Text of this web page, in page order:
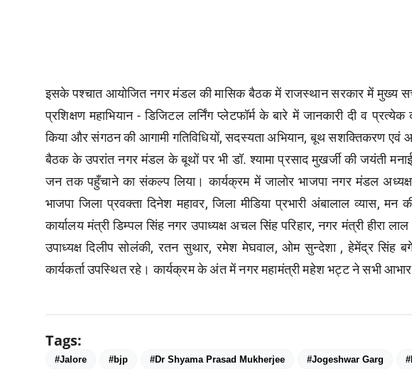
इसके पश्चात आयोजित नगर मंडल की मासिक बैठक में राजस्थान सरकार में मुख्य
प्रशिक्षण महाभियान - डिजिटल लर्निंग प्लेटफॉर्म के बारे में जानकारी दी व
किया और संगठन की आगामी गतिविधियों, सदस्यता अभियान, बूथ सशक्तिकरण एवं
बैठक के उपरांत नगर मंडल के बूथों पर भी डॉ. श्यामा प्रसाद मुखर्जी की जयंती
जन तक पहुँचाने का संकल्प लिया। कार्यक्रम में जालोर भाजपा नगर मंडल अध्यक्ष
भाजपा जिला प्रवक्ता दिनेश महावर, जिला मीडिया प्रभारी अंबालाल व्यास,
कार्यालय मंत्री डिम्पल सिंह नगर उपाध्यक्ष अचल सिंह परिहार, नगर मंत्री हीरा
उपाध्यक्ष दिलीप सोलंकी, रतन सुथार, रमेश मेघवाल, ओम सुन्देशा , हेमेंद्र सिंह
कार्यकर्ता उपस्थित रहे। कार्यक्रम के अंत में नगर महामंत्री महेश भट्ट ने सभी आभार
Tags:
#Jalore #bjp #Dr Shyama Prasad Mukherjee #Jogeshwar Garg